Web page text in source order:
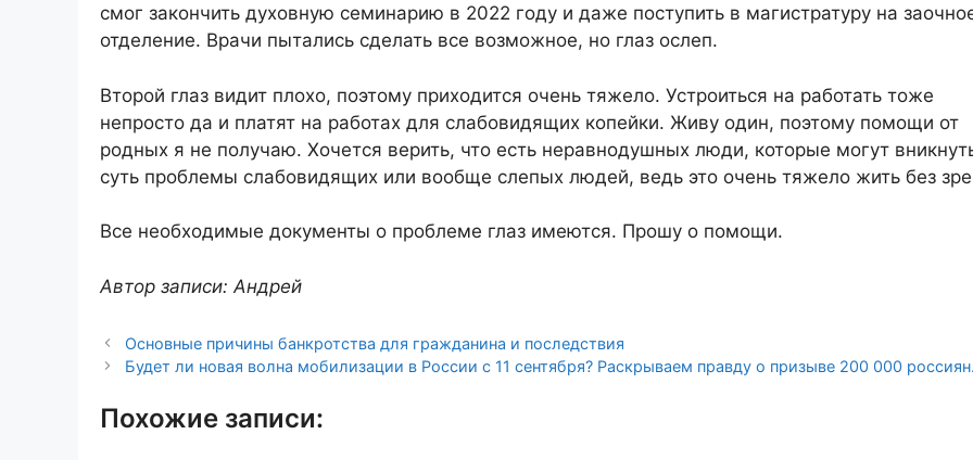
смог закончить духовную семинарию в 2022 году и даже поступить в магистратуру на
отделение. Врачи пытались сделать все возможное, но глаз ослеп.
Второй глаз видит плохо, поэтому приходится очень тяжело. Устроиться на работать тоже
непросто да и платят на работах для слабовидящих копейки. Живу один, поэтому помощи от
родных я не получаю. Хочется верить, что есть неравнодушных люди, которые могут
суть проблемы слабовидящих или вообще слепых людей, ведь это очень тяжело жить без
Все необходимые документы о проблеме глаз имеются. Прошу о помощи.
Автор записи: Андрей
Основные причины банкротства для гражданина и последствия
Будет ли новая волна мобилизации в России с 11 сентября? Раскрываем правду о призыве 200 000
Похожие записи: